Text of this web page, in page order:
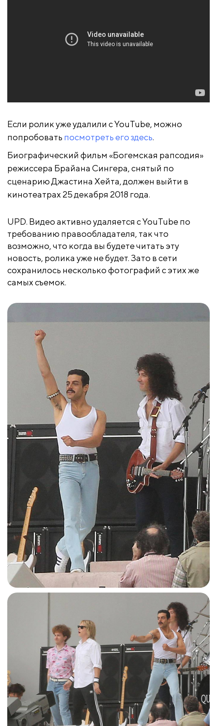
Если ролик уже удалили с YouTube, можно
попробовать посмотреть его здесь.
Биографический фильм «Богемская рапсодия»
режиссера Брайана Сингера, снятый по
сценарию Джастина Хейта, должен выйти в
кинотеатрах 25 декабря 2018 года.
UPD. Видео активно удаляется с YouTube по
требованию правообладателя, так что
возможно, что когда вы будете читать эту
новость, ролика уже не будет. Зато в сети
сохранилось несколько фотографий с этих же
самых съемок.